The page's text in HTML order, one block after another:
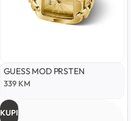
GUESS MOD PRSTEN
339 KM
KUPI